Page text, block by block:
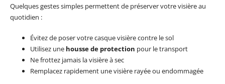
Quelques gestes simples permettent de préserver votre visière au
quotidien :
Évitez de poser votre casque visière contre le sol
Utilisez une housse de protection pour le transport
Ne frottez jamais la visière à sec
Remplacez rapidement une visière rayée ou endommagée